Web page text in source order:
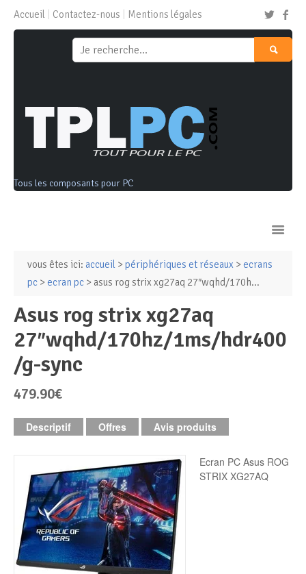
Accueil Contactez-nous Mentions légales
Tous les composants pour PC
Ordinateurs & Tablettes
PC de bureau
PC portable
PC en kit
Barebone
Tablettes
Alimentation PC
Carte mère
Mémoire PC
Mémoire Notebook
Périphériques & Réseaux
Imprimante
Réseaux
vous êtes ici: accueil > périphériques et réseaux > ecrans
pc > ecran pc > asus rog strix xg27aq 27″wqhd/170h...
asus rog strix xg27aq
27″wqhd/170hz/1ms/hdr400
/g-sync
479.90€
Descriptif Offres Avis produits
Ecran PC Asus ROG
STRIX XG27AQ